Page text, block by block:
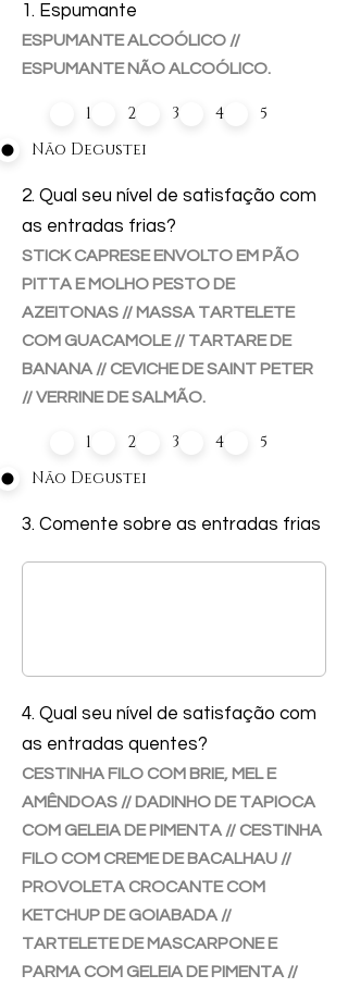
1. Espumante
ESPUMANTE ALCOÓLICO //
ESPUMANTE NÃO ALCOÓLICO.
1 2 3 4
5
Não Degustei
2. Qual seu nível de satisfação com
as entradas frias?
STICK CAPRESE ENVOLTO EM PÃO
PITTA E MOLHO PESTO DE
AZEITONAS // MASSA TARTELETE
COM GUACAMOLE // TARTARE DE
BANANA // CEVICHE DE SAINT PETER
// VERRINE DE SALMÃO.
1 2 3 4
5
Não Degustei
3. Comente sobre as entradas frias
4. Qual seu nível de satisfação com
as entradas quentes?
CESTINHA FILO COM BRIE, MEL E
AMÊNDOAS // DADINHO DE TAPIOCA
COM GELEIA DE PIMENTA // CESTINHA
FILO COM CREME DE BACALHAU //
PROVOLETA CROCANTE COM
KETCHUP DE GOIABADA //
TARTELETE DE MASCARPONE E
PARMA COM GELEIA DE PIMENTA //